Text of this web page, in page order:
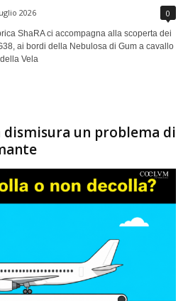
2026 0
ShaRA ci accompagna alla scoperta dei
ai bordi della Nebulosa di Gum a cavallo
Vela
un problema di